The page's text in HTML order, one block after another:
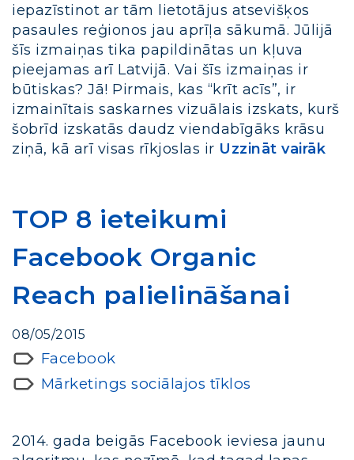
iepazīstinot ar tām lietotājus atsevišķos
pasaules reģionos jau aprīļa sākumā. Jūlijā
šīs izmaiņas tika papildinātas un kļuva
pieejamas arī Latvijā. Vai šīs izmaiņas ir
būtiskas? Jā! Pirmais, kas “krīt acīs”, ir
izmainītais saskarnes vizuālais izskats, kurš
šobrīd izskatās daudz viendabīgāks krāsu
ziņā, kā arī visas rīkjoslas ir Uzzināt vairāk
TOP 8 ieteikumi
Facebook Organic
Reach palielināšanai
08/05/2015
Facebook
Mārketings sociālajos tīklos
2014. gada beigās Facebook ieviesa jaunu